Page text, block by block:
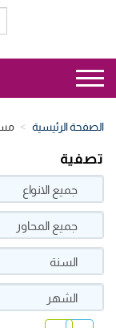
Menu
genre
الصفحة الرئيسية
تصفية